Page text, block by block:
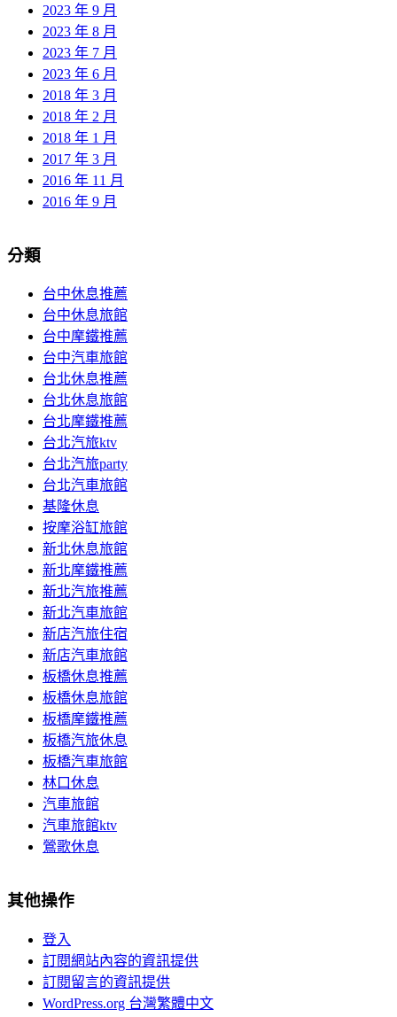
2023 年 9 月
2023 年 8 月
2023 年 7 月
2023 年 6 月
2018 年 3 月
2018 年 2 月
2018 年 1 月
2017 年 3 月
2016 年 11 月
2016 年 9 月
分類
台中休息推薦
台中休息旅館
台中摩鐵推薦
台中汽車旅館
台北休息推薦
台北休息旅館
台北摩鐵推薦
台北汽旅ktv
台北汽旅party
台北汽車旅館
基隆休息
按摩浴缸旅館
新北休息旅館
新北摩鐵推薦
新北汽旅推薦
新北汽車旅館
新店汽旅住宿
新店汽車旅館
板橋休息推薦
板橋休息旅館
板橋摩鐵推薦
板橋汽旅休息
板橋汽車旅館
林口休息
汽車旅館
汽車旅館ktv
鶯歌休息
其他操作
登入
訂閱網站內容的資訊提供
訂閱留言的資訊提供
WordPress.org 台灣繁體中文